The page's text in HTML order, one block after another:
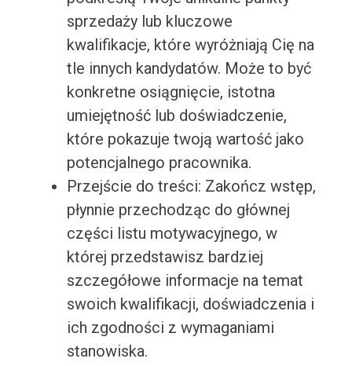
sprzedaży lub kluczowe
kwalifikacje, które wyróżniają Cię na
tle innych kandydatów. Może to być
konkretne osiągnięcie, istotna
umiejętność lub doświadczenie,
które pokazuje twoją wartość jako
potencjalnego pracownika.
Przejście do treści: Zakończ wstęp,
płynnie przechodząc do głównej
części listu motywacyjnego, w
której przedstawisz bardziej
szczegółowe informacje na temat
swoich kwalifikacji, doświadczenia i
ich zgodności z wymaganiami
stanowiska.